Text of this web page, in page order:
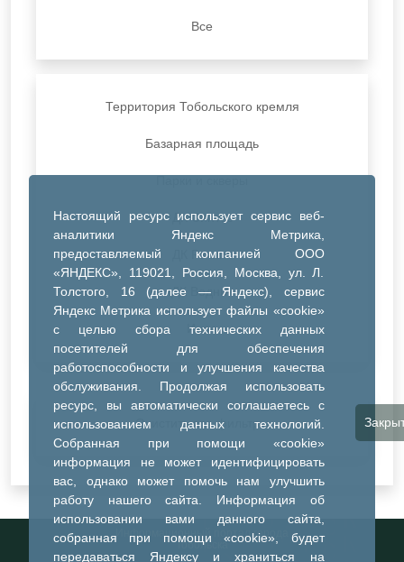
Настоящий ресурс использует сервис веб-
аналитики Яндекс Метрика,
предоставляемый компанией ООО
«ЯНДЕКС», 119021, Россия, Москва, ул. Л.
Толстого, 16 (далее — Яндекс), сервис
Яндекс Метрика использует файлы «cookie»
с целью сбора технических данных
посетителей для обеспечения
работоспособности и улучшения качества
обслуживания. Продолжая использовать
ресурс, вы автоматически соглашаетесь с
использованием данных технологий.
Собранная при помощи «cookie»
информация не может идентифицировать
вас, однако может помочь нам улучшить
работу нашего сайта. Информация об
использовании вами данного сайта,
собранная при помощи «cookie», будет
передаваться Яндексу и храниться на
Все
Территория Тобольского кремля
Базарная площадь
ДК Синтез
ДК Речник
ДК Водник
Иное
Очистить все фильтры
Информационный портал города
Тобольска